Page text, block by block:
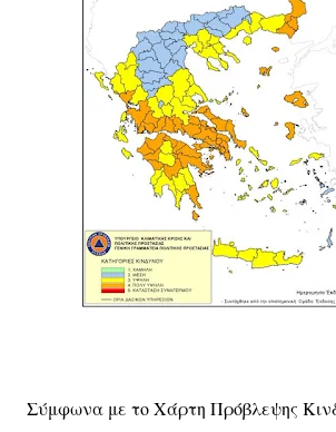
Σύμφωνα με το Χάρτη Πρόβλεψης